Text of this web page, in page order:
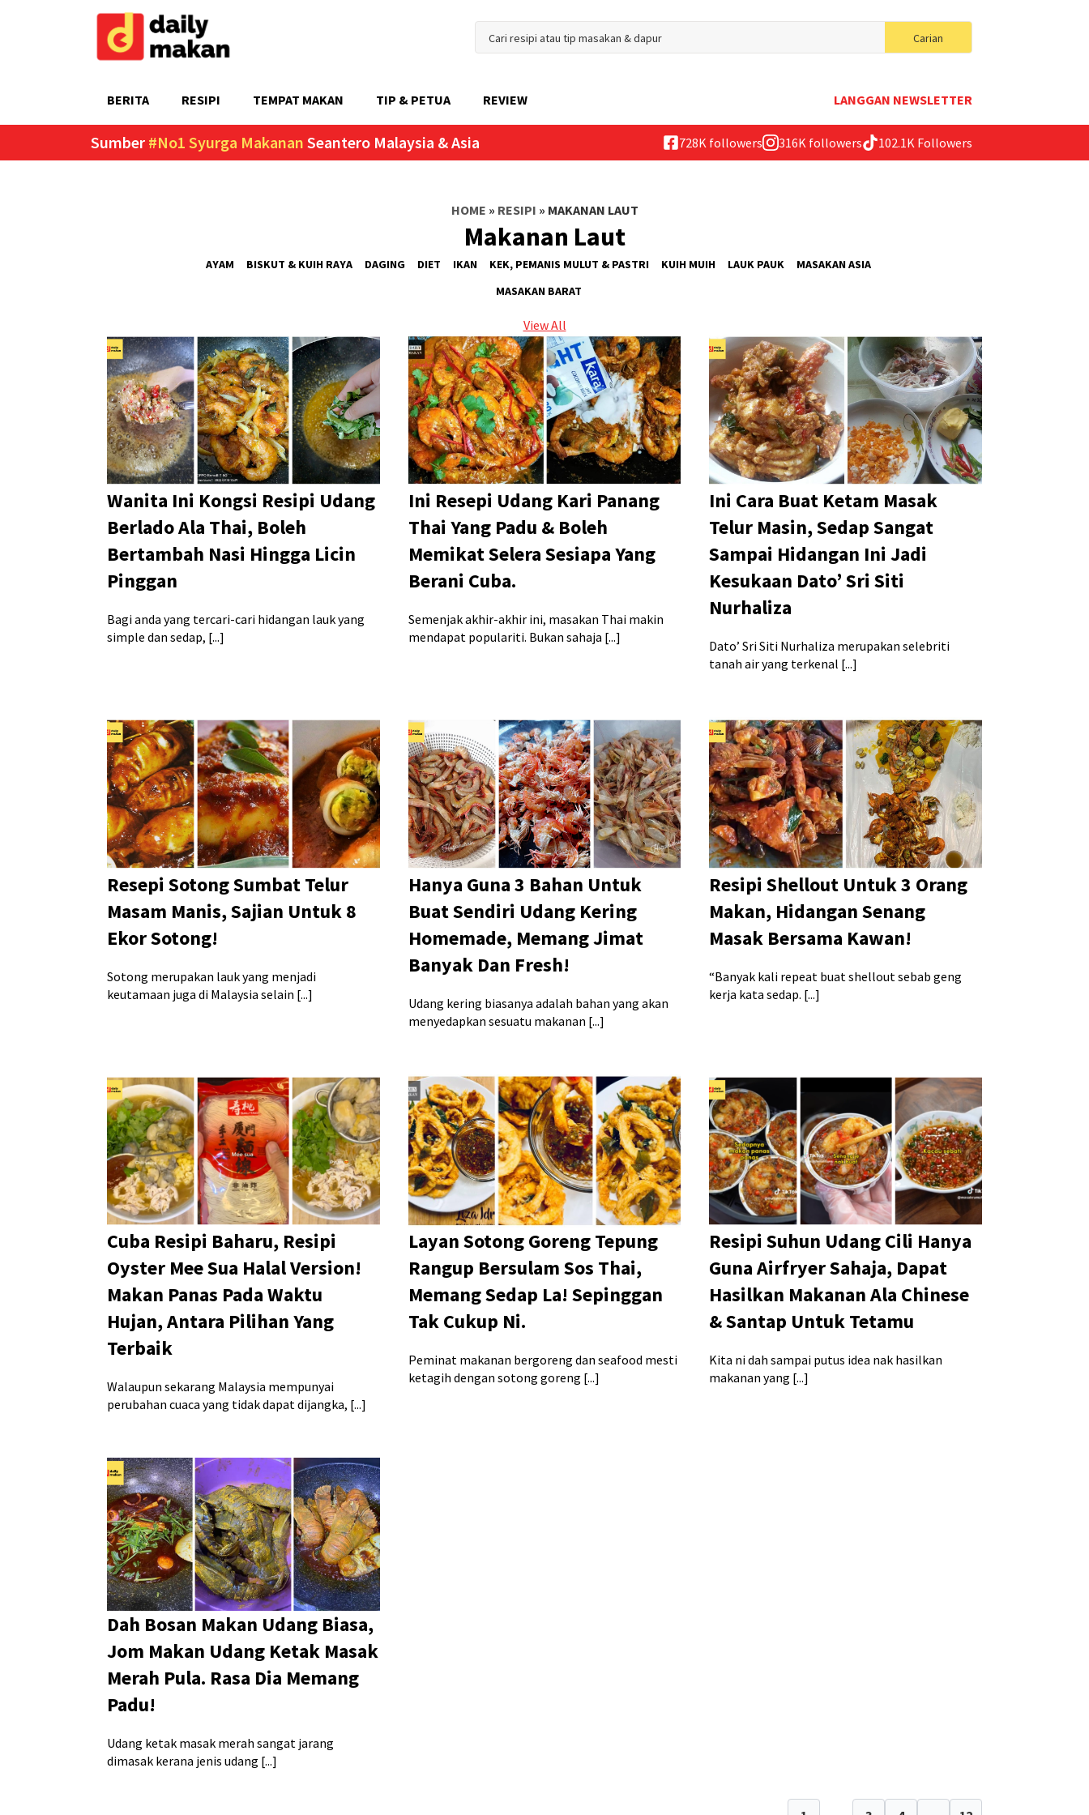
Carian
for:
BERITA RESIPI TEMPAT MAKAN TIP & PETUA REVIEW LANGGAN NEWSLETTER
Sumber #No1 Syurga Makanan Seantero Malaysia & Asia 728K followers 316K followers 102.1K Followers
HOME » RESIPI » MAKANAN LAUT
Makanan Laut
AYAM BISKUT & KUIH RAYA DAGING DIET IKAN KEK, PEMANIS MULUT & PASTRI KUIH MUIH LAUK PAUK
MASAKAN ASIA
MASAKAN BARAT
View All
Wanita Ini Kongsi Resipi Udang
Berlado Ala Thai, Boleh
Bertambah Nasi Hingga Licin
Pinggan
Bagi anda yang tercari-cari hidangan lauk yang
simple dan sedap, [...]
Ini Resepi Udang Kari Panang
Thai Yang Padu & Boleh
Memikat Selera Sesiapa Yang
Berani Cuba.
Semenjak akhir-akhir ini, masakan Thai makin
mendapat populariti. Bukan sahaja [...]
Ini Cara Buat Ketam Masak
Telur Masin, Sedap Sangat
Sampai Hidangan Ini Jadi
Kesukaan Dato’ Sri Siti
Nurhaliza
Dato’ Sri Siti Nurhaliza merupakan selebriti
tanah air yang terkenal [...]
Resepi Sotong Sumbat Telur
Masam Manis, Sajian Untuk 8
Ekor Sotong!
Sotong merupakan lauk yang menjadi
keutamaan juga di Malaysia selain [...]
Hanya Guna 3 Bahan Untuk
Buat Sendiri Udang Kering
Homemade, Memang Jimat
Banyak Dan Fresh!
Udang kering biasanya adalah bahan yang akan
menyedapkan sesuatu makanan [...]
Resipi Shellout Untuk 3 Orang
Makan, Hidangan Senang
Masak Bersama Kawan!
“Banyak kali repeat buat shellout sebab geng
kerja kata sedap. [...]
Cuba Resipi Baharu, Resipi
Oyster Mee Sua Halal Version!
Makan Panas Pada Waktu
Hujan, Antara Pilihan Yang
Terbaik
Walaupun sekarang Malaysia mempunyai
perubahan cuaca yang tidak dapat dijangka, [...]
Layan Sotong Goreng Tepung
Rangup Bersulam Sos Thai,
Memang Sedap La! Sepinggan
Tak Cukup Ni.
Peminat makanan bergoreng dan seafood mesti
ketagih dengan sotong goreng [...]
Resipi Suhun Udang Cili Hanya
Guna Airfryer Sahaja, Dapat
Hasilkan Makanan Ala Chinese
& Santap Untuk Tetamu
Kita ni dah sampai putus idea nak hasilkan
makanan yang [...]
Dah Bosan Makan Udang Biasa,
Jom Makan Udang Ketak Masak
Merah Pula. Rasa Dia Memang
Padu!
Udang ketak masak merah sangat jarang
dimasak kerana jenis udang [...]